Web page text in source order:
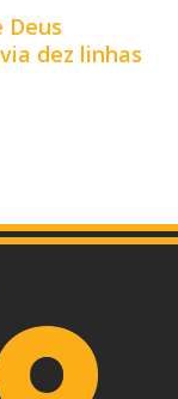
Deus
dez linhas